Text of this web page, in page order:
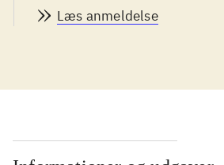
Læs anmeldelse